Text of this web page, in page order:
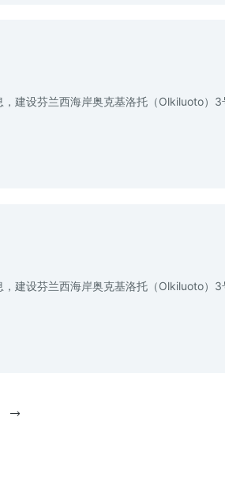
建设芬兰西海岸奥克基洛托（Olkiluoto）3
建设芬兰西海岸奥克基洛托（Olkiluoto）3